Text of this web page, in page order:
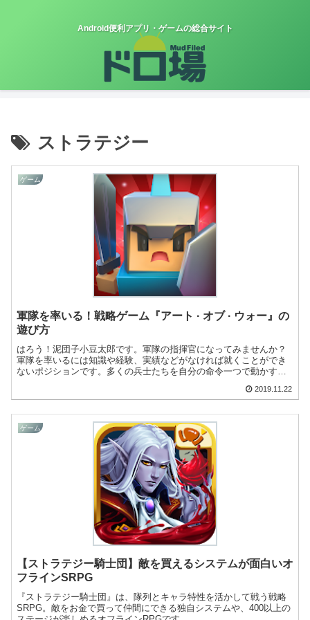
Android便利アプリ・ゲームの総合サイト
ストラテジー
ゲーム
軍隊を率いる！戦略ゲーム『アート · オブ · ウォー』の
遊び方
はろう！泥団子小豆太郎です。軍隊の指揮官になってみませんか？
軍隊を率いるには知識や経験、実績などがなければ就くことができ
ないポジションです。多くの兵士たちを自分の命令一つで動かすの
2019.11.22
ゲーム
【ストラテジー騎士団】敵を買えるシステムが面白いオ
フラインSRPG
『ストラテジー騎士団』は、隊列とキャラ特性を活かして戦う戦略
SRPG。敵をお金で買って仲間にできる独自システムや、400以上の